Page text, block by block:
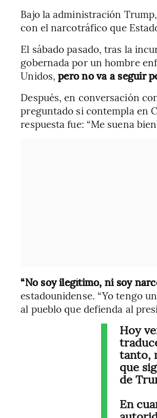
Bajo la administración
con el narcotráfico que
El sábado pasado, tras la
gobernada por un hombre
Unidos, pero no va a seguir
Después, en conversación
preguntado si contempla en
respuesta fue: “Me suena
“No soy ilegítimo, ni soy
estadounidense. “Yo tengo
al pueblo que defienda al
Hoy
tanto,
que
de
En